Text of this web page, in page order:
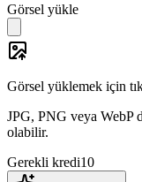
Görsel yükle
Görsel yüklemek için
JPG, PNG veya WebP
olabilir.
Gerekli kredi10